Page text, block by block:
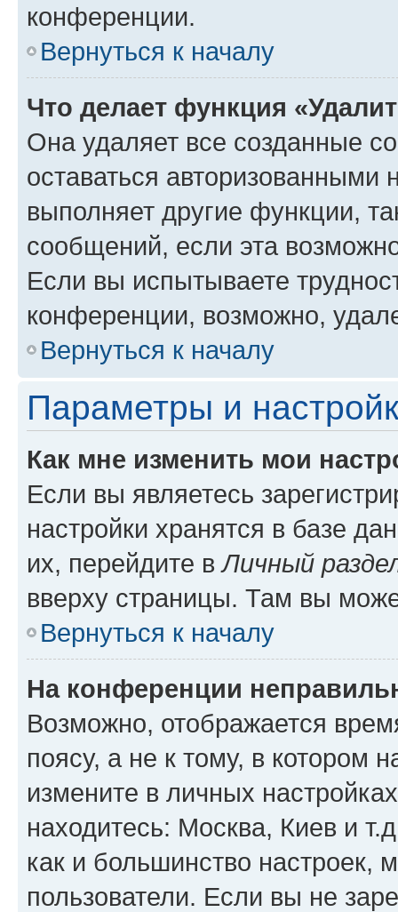
конференции.
Вернуться к началу
Что делает функция
Она удаляет все созданные
оставаться авторизованными
выполняет другие функции,
сообщений, если эта
Если вы испытываете
конференции, возможно,
Вернуться к началу
Параметры и
Как мне изменить мои
Если вы являетесь
настройки хранятся в базе
их, перейдите вЛичный
вверху страницы. Там вы
Вернуться к началу
На конференции
Возможно, отображается
поясу, а не к тому, в котором
измените в личных
находитесь: Москва, Киев и
как и большинство настроек,
пользователи. Если вы не